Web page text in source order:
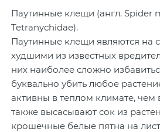
Паутинные клещи (англ. Spider
Tetranychidae).
Паутинные клещи являются на
худшими из известных
них наиболее сложно
буквально убить любое
активны в теплом климате,
также высасывают сок из
крошечные белые пятна на